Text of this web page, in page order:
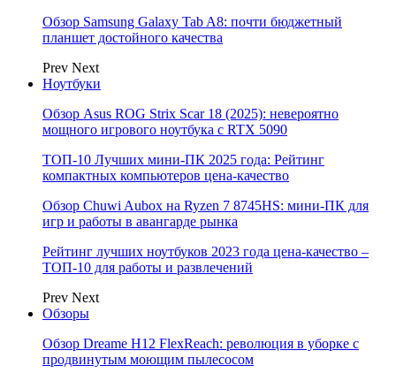
Обзор Samsung Galaxy Tab A8: почти бюджетный
планшет достойного качества
Prev Next
Ноутбуки
Обзор Asus ROG Strix Scar 18 (2025): невероятно
мощного игрового ноутбука с RTX 5090
ТОП-10 Лучших мини-ПК 2025 года: Рейтинг
компактных компьютеров цена-качество
Обзор Chuwi Aubox на Ryzen 7 8745HS: мини-ПК для
игр и работы в авангарде рынка
Рейтинг лучших ноутбуков 2023 года цена-качество –
ТОП-10 для работы и развлечений
Prev Next
Обзоры
Обзор Dreame H12 FlexReach: революция в уборке с
продвинутым моющим пылесосом